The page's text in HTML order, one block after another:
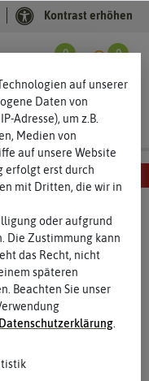
Kontrast erhöhen
0 0
auf unserer
Daten von
Adresse), um z.B.
Medien von
auf unsere Website
erfolgt erst durch
mit Dritten, die wir in
oder aufgrund
Die Zustimmung kann
das Recht, nicht
späteren
Beachten Sie unser
Daten­schutz­erklärung.